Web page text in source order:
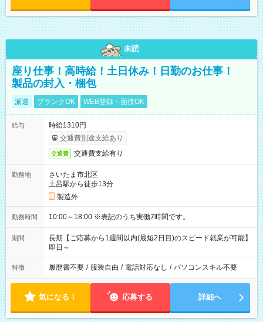
未読
座り仕事！高時給！土日休み！日勤のお仕事！
製品の封入・梱包
派遣 ブランクOK WEB登録・面接OK
給与
時給1310円
交通費別途支給あり
交通費 交通費支給有り
勤務地
さいたま市北区
土呂駅から徒歩13分
製造外
勤務時間 10:00～18:00 ※表記のうち実働7時間です。
期間
長期【ご応募から1週間以内(最短2日目)のスピード就業が可能】
即日～
特徴 履歴書不要 / 服装自由 / 電話対応なし / パソコンスキル不要
気になる！ 応募する 詳細へ